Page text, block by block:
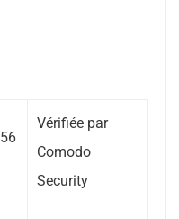
Vérifiée par
Comodo
Security